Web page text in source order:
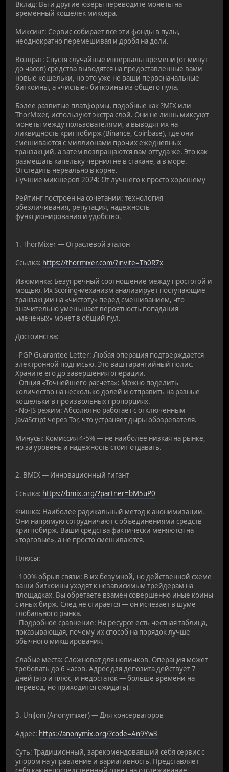
Вклад: Вы и другие юзеры переводите монеты на
временный кошелек миксера.
Миксинг: Сервис собирает все эти фонды в пулы,
неоднократно перемешивая и дробя на доли.
Возврат: Спустя случайные интервалы времени (от минут
до часов) средства выводятся на предоставленные вами
новые кошельки, но это уже не ваши первоначальные
биткоины, а «чистые» биткоины из общего пула.
Более развитые платформы, подобные как ?MIX или
ThorMixer, используют экстра слой. Они не лишь миксуют
монеты между пользователями, а выводят их на
ликвидность криптобирж (Binance, Coinbase), где они
смешиваются с миллионами прочих ежедневных
транзакций, а затем возвращаются вам оттуда же. Это как
размешать капельку чернил не в стакане, а в море.
Отследить нереально в корне.
Лучшие микшеров 2024: От лучшего к просто хорошему
Рейтинг построен на сочетании: технология
обезличивания, репутация, надежность
функционирования и удобство.
1. ThorMixer — Отраслевой эталон
Ссылка: https://thormixer.com/?invite=Th0R7x
Изюминка: Безупречный соотношение между простотой и
мощью. Их Scoring-механизм анализирует поступающие
транзакции на «чистоту» перед смешиванием, что
значительно уменьшает вероятность попадания
«меченых» монет в общий пул.
Достоинства:
- PGP Guarantee Letter: Любая операция подтверждается
электронной подписью. Это ваш гарантийный полис.
Храните его до завершения операции.
- Опция «Точнейшего расчета»: Можно поделить
количество на несколько долей и отправить на разные
кошельки в произвольных пропорциях.
- No-JS режим: Абсолютно работает с отключенным
JavaScript через Tor, что устраняет дыры обозревателя.
Минусы: Комиссия 4-5% — не наиболее низкая на рынке,
но за уровень и надежность стоит отдавать.
2. BMIX — Инновационный гигант
Ссылка: https://bmix.org/?partner=bM5uP0
Фишка: Наиболее радикальный метод к анонимизации.
Они напрямую сотрудничают с объединениями средств
криптобирж. Ваши средства фактически меняются на
«торговые», а не просто смешиваются.
Плюсы:
- 100% обрыв связи: В их безумной, но действенной схеме
ваши биткоины уходят к независимым трейдерам на
площадках. Вы обретаете взамен совершенно иные коины
с иных бирж. След не стирается — он исчезает в шуме
глобального рынка.
- Подробное сравнение: На ресурсе есть честная таблица,
показывающая, почему их способ на порядок лучше
обычного микширования.
Слабые места: Сложноват для новичков. Операция может
требовать до 6 часов. Адрес для депозита действует 7
дней (это и плюс, и недостаток — больше времени на
перевод, но приходится ожидать).
3. UniJoin (Anonymixer) — Для консерваторов
Адрес: https://anonymix.org/?code=An9Yw3
Суть: Традиционный, зарекомендовавший себя сервис с
упором на управление и вариативность. Представляет